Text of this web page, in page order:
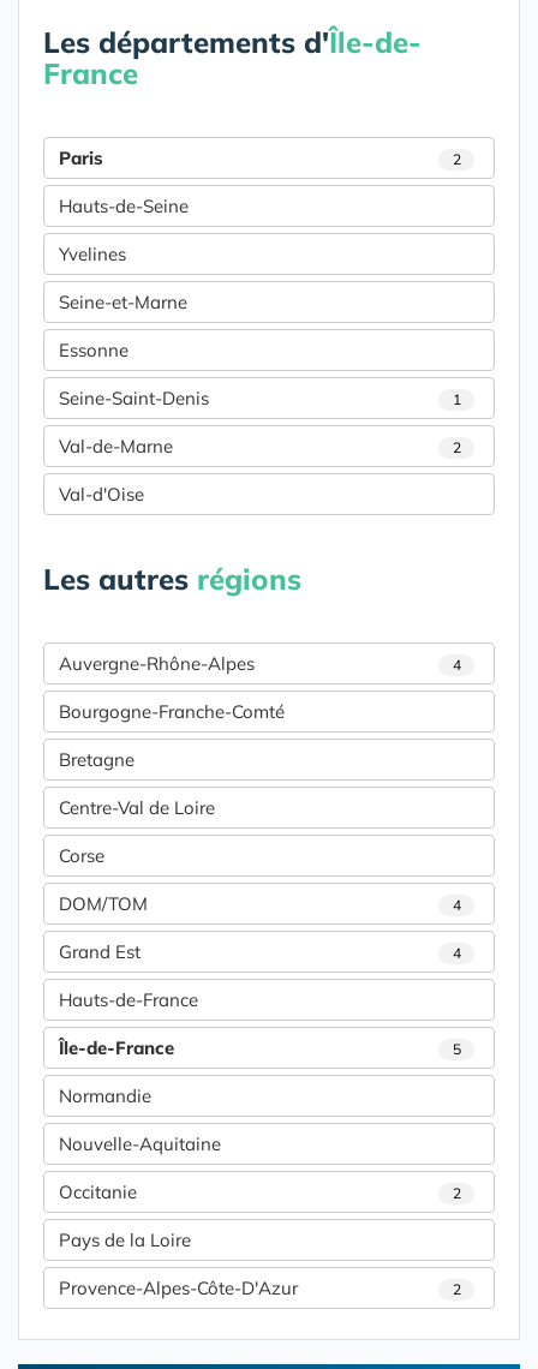
Les départements d'Île-de-
France
Paris 2
Hauts-de-Seine
Yvelines
Seine-et-Marne
Essonne
Seine-Saint-Denis 1
Val-de-Marne 2
Val-d'Oise
Les autres régions
Auvergne-Rhône-Alpes 4
Bourgogne-Franche-Comté
Bretagne
Centre-Val de Loire
Corse
DOM/TOM 4
Grand Est 4
Hauts-de-France
Île-de-France 5
Normandie
Nouvelle-Aquitaine
Occitanie 2
Pays de la Loire
Provence-Alpes-Côte-D'Azur 2